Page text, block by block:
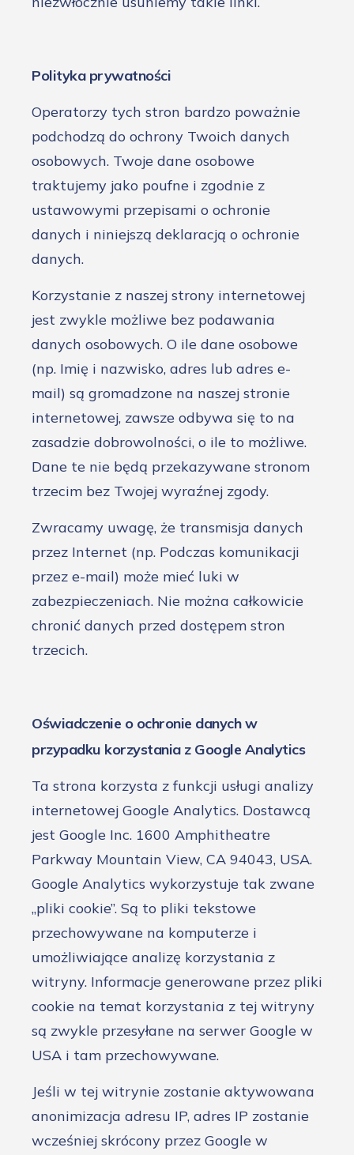
Polityka prywatności
Operatorzy tych stron bardzo poważnie
podchodzą do ochrony Twoich danych
osobowych. Twoje dane osobowe
traktujemy jako poufne i zgodnie z
ustawowymi przepisami o ochronie
danych i niniejszą deklaracją o ochronie
danych.
Korzystanie z naszej strony internetowej
jest zwykle możliwe bez podawania
danych osobowych. O ile dane osobowe
(np. Imię i nazwisko, adres lub adres e-
mail) są gromadzone na naszej stronie
internetowej, zawsze odbywa się to na
zasadzie dobrowolności, o ile to możliwe.
Dane te nie będą przekazywane stronom
trzecim bez Twojej wyraźnej zgody.
Zwracamy uwagę, że transmisja danych
przez Internet (np. Podczas komunikacji
przez e-mail) może mieć luki w
zabezpieczeniach. Nie można całkowicie
chronić danych przed dostępem stron
trzecich.
Oświadczenie o ochronie danych w
przypadku korzystania z Google Analytics
Ta strona korzysta z funkcji usługi analizy
internetowej Google Analytics. Dostawcą
jest Google Inc. 1600 Amphitheatre
Parkway Mountain View, CA 94043, USA.
Google Analytics wykorzystuje tak zwane
„pliki cookie”. Są to pliki tekstowe
przechowywane na komputerze i
umożliwiające analizę korzystania z
witryny. Informacje generowane przez pliki
cookie na temat korzystania z tej witryny
są zwykle przesyłane na serwer Google w
USA i tam przechowywane.
Jeśli w tej witrynie zostanie aktywowana
anonimizacja adresu IP, adres IP zostanie
wcześniej skrócony przez Google w